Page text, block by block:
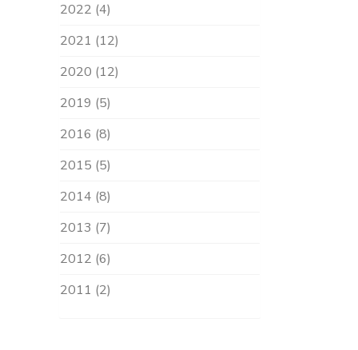
2022 (4)
2021 (12)
2020 (12)
2019 (5)
2016 (8)
2015 (5)
2014 (8)
2013 (7)
2012 (6)
2011 (2)